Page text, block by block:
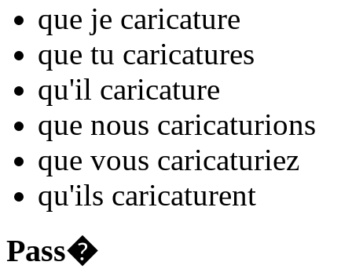
que je caricature
que tu caricatures
qu'il caricature
que nous caricaturions
que vous caricaturiez
qu'ils caricaturent
Pass�